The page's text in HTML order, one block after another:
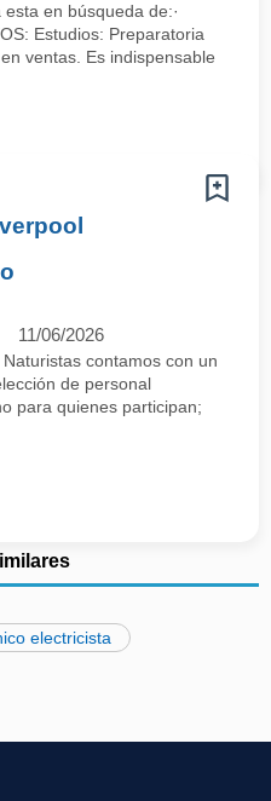
en búsqueda de:·
Estudios: Preparatoria
ventas. Es indispensable
11/06/2026
contamos con un
de personal
para quienes participan;
electricista